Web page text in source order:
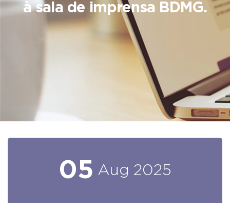
à sala de imprensa BDMG.
05 Aug 2025